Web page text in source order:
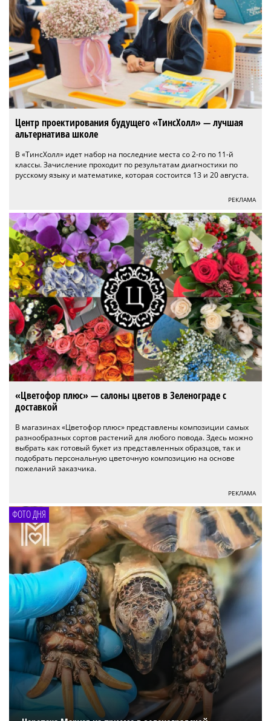
Центр проектирования будущего «ТинсХолл» — лучшая
альтернатива школе
В «ТинсХолл» идет набор на последние места со 2-го по 11-й
классы. Зачисление проходит по результатам диагностики по
русскому языку и математике, которая состоится 13 и 20 августа.
РЕКЛАМА
«Цветофор плюс» — салоны цветов в Зеленограде с
доставкой
В магазинах «Цветофор плюс» представлены композиции самых
разнообразных сортов растений для любого повода. Здесь можно
выбрать как готовый букет из представленных образцов, так и
подобрать персональную цветочную композицию на основе
пожеланий заказчика.
РЕКЛАМА
ФОТО ДНЯ